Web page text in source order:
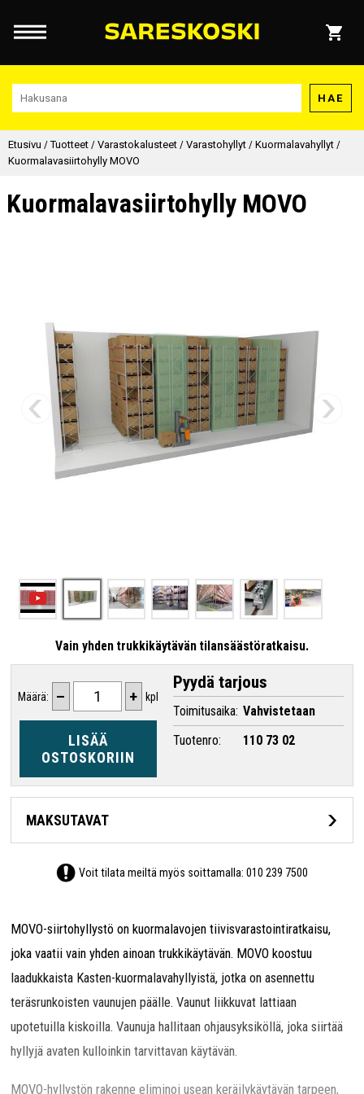
HAE
Etusivu /Tuotteet / Varastokalusteet / Varastohyllyt / Kuormalavahyllyt /
Kuormalavasiirtohylly MOVO
Kuormalavasiirtohylly MOVO
Vain yhden trukkikäytävän tilansäästöratkaisu.
Määrä: – + kpl
LISÄÄ
OSTOSKORIIN
Pyydä tarjous
Toimitusaika: Vahvistetaan
Tuotenro:
110 73 02
MAKSUTAVAT
Voit tilata meiltä myös soittamalla:010 239 7500
MOVO-siirtohyllystö on kuormalavojen tiivisvarastointiratkaisu,
joka vaatii vain yhden ainoan trukkikäytävän. MOVO koostuu
laadukkaista Kasten-kuormalavahyllyistä, jotka on asennettu
teräsrunkoisten vaunujen päälle. Vaunut liikkuvat lattiaan
upotetuilla kiskoilla. Vaunuja hallitaan ohjausyksiköllä, joka siirtää
hyllyjä avaten kulloinkin tarvittavan käytävän.
MOVO-hyllystön rakenne eliminoi usean keräilykäytävän tarpeen,